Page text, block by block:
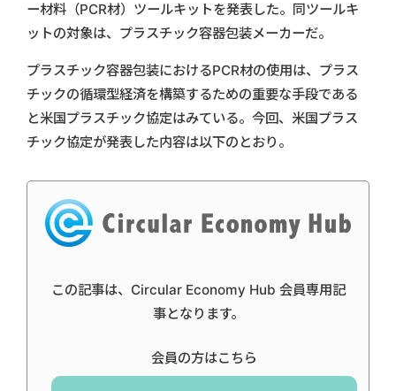
ー材料（PCR材）ツールキットを発表した。同ツールキ
ットの対象は、プラスチック容器包装メーカーだ。
プラスチック容器包装におけるPCR材の使用は、プラス
チックの循環型経済を構築するための重要な手段である
と米国プラスチック協定はみている。今回、米国プラス
チック協定が発表した内容は以下のとおり。
この記事は、Circular Economy Hub 会員専用記
事となります。
会員の方はこちら